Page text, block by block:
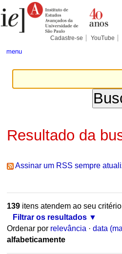
para
conteúdo.
Pessoais
Cadastre-se YouTube
menu
Resultado da
Assinar um RSS sempre
139itens atendem ao seu
Filtrar os resultados
Ordenar por relevância · data
alfabeticamente